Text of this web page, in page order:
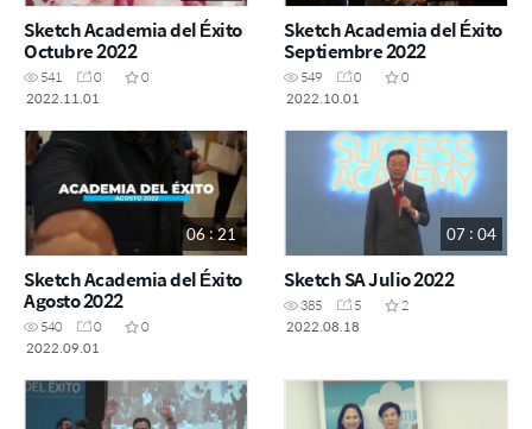
Sketch Academia del Éxito
Octubre 2022
541 0
0
2022.11.01
Sketch Academia del Éxito
Septiembre 2022
549 0
0
2022.10.01
06 : 21
Sketch Academia del Éxito
Agosto 2022
540 0
0
2022.09.01
07 : 04
Sketch SA Julio 2022
385 5
2
2022.08.18